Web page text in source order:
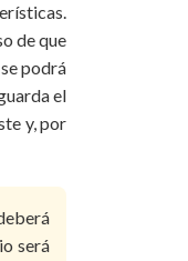
de que
podrá
el
y, por
será